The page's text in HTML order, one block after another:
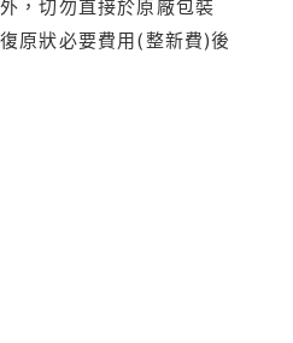
，切勿直接於原廠包裝
原狀必要費用(整新費)後